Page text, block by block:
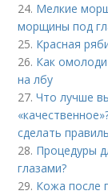
24. Мелкие
морщины под
25. Красная
26. Как
на лбу
27.Что лучше
сделать
28. Процедуры
глазами?
29. Кожа после